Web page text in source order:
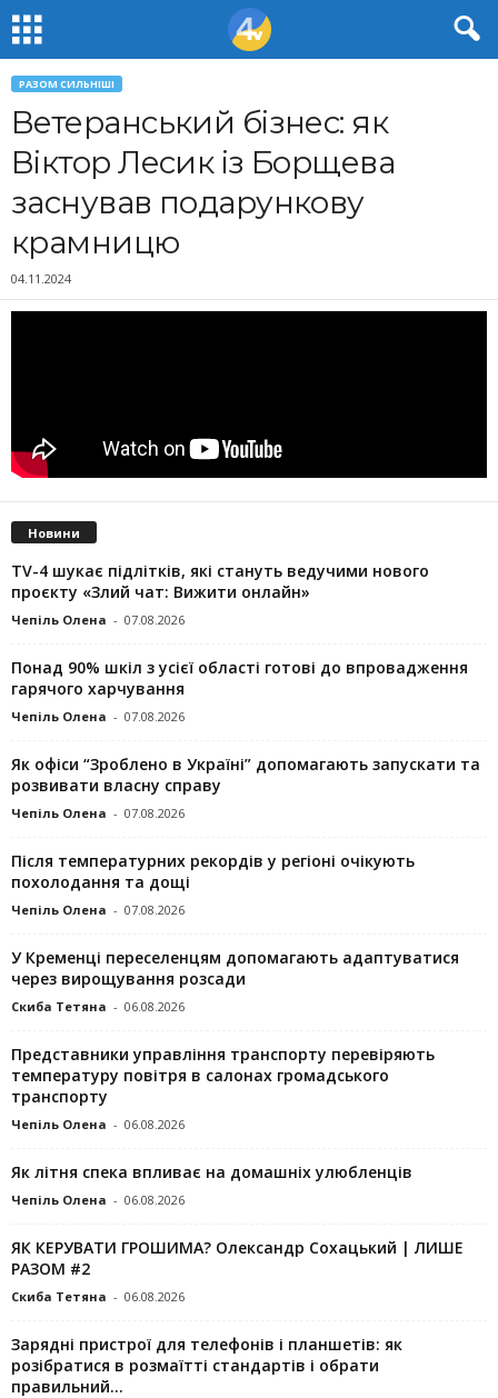
РАЗОМ СИЛЬНІШІ
Ветеранський бізнес: як
Віктор Лесик із Борщева
заснував подарункову
крамницю
04.11.2024
Новини
TV-4 шукає підлітків, які стануть ведучими нового
проєкту «Злий чат: Вижити онлайн»
Чепіль Олена - 07.08.2026
Понад 90% шкіл з усієї області готові до впровадження
гарячого харчування
Чепіль Олена - 07.08.2026
Як офіси “Зроблено в Україні” допомагають запускaти та
розвивати власну справу
Чепіль Олена - 07.08.2026
Після температурних рекордів у регіоні очікують
похолодання та дощі
Чепіль Олена - 07.08.2026
У Кременці переселенцям допомагають адаптуватися
через вирощування розсади
Скиба Тетяна - 06.08.2026
Представники управління транспорту перевіряють
температуру повітря в салонах громадського
транспорту
Чепіль Олена - 06.08.2026
Як літня спека впливає на домашніх улюбленців
Чепіль Олена - 06.08.2026
ЯК КЕРУВАТИ ГРОШИМА? Олександр Сохацький | ЛИШЕ
РАЗОМ #2
Скиба Тетяна - 06.08.2026
Зарядні пристрої для телефонів і планшетів: як
розібратися в розмаїтті стандартів і обрати
правильний...